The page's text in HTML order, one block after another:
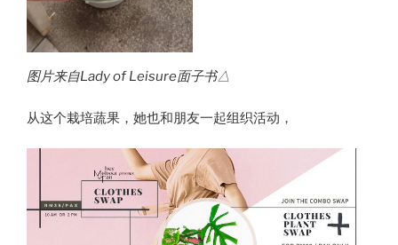
图片来自Lady of Leisure面子书△
从这个栽培蔬果，她也和朋友一起组织活动，